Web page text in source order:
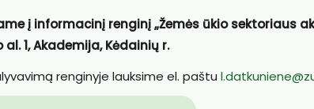
į informacinį renginį „Žemės ūkio sektoriaus
1, Akademija, Kėdainių r.
renginyje lauksime el. paštu